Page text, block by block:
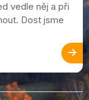
vedle něj a při
Dost jsme